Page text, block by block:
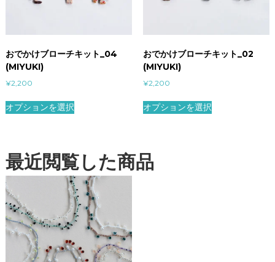
おでかけブローチキット_04
(MIYUKI)
¥2,200
オプションを選択
おでかけブローチキット_02
(MIYUKI)
¥2,200
オプションを選択
最近閲覧した商品